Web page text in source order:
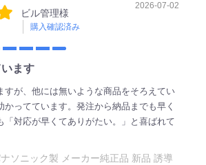
ビル管理様
購入確認済み
2026-07-02
ます
すが、他には無いような商品をそろえてい
かってています。発注から納品までも早く
「対応が早くてありがたい。」と喜ばれて
ソニック製 メーカー純正品 新品 誘導